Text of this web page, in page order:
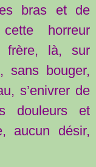
bras et de
horreur
frère, là, sur
sans bouger,
s’enivrer de
douleurs et
aucun désir,